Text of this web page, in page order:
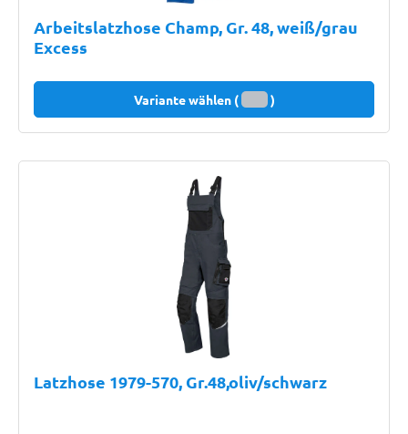
Arbeitslatzhose Champ, Gr. 48, weiß/grau
Excess
Variante wählen ( )
Latzhose 1979-570, Gr.48,oliv/schwarz